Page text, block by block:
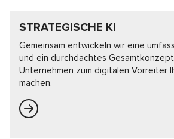
STRATEGISCHE KI
Gemeinsam entwickeln wir eine
und ein durchdachtes
Unternehmen zum digitalen Vorreiter
machen.